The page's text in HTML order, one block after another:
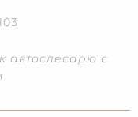
автослесарю с